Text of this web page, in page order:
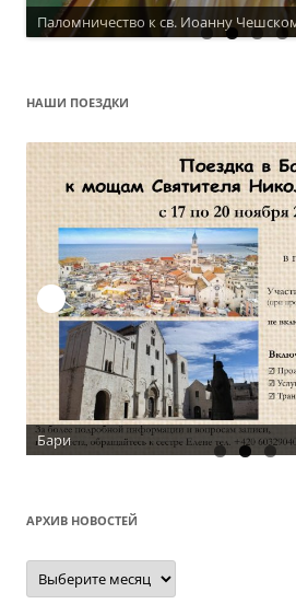
Паломничество к св. Иоанну
Актуальное расписание
НАШИ ПОЕЗДКИ
АРХИВ НОВОСТЕЙ
Архив
новостей